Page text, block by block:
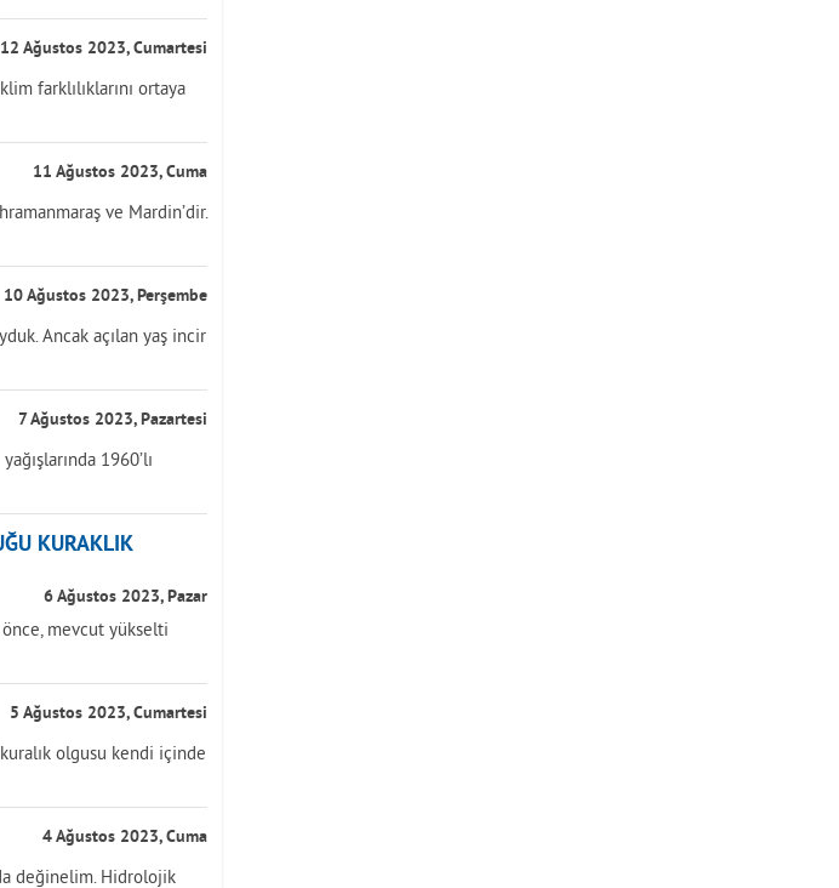
12 Ağustos 2023, Cumartesi
farklılıklarını ortaya
11 Ağustos 2023, Cuma
ve Mardin’dir.
10 Ağustos 2023, Perşembe
Ancak açılan yaş incir
7 Ağustos 2023, Pazartesi
1960’lı
KURAKLIK
6 Ağustos 2023, Pazar
mevcut yükselti
5 Ağustos 2023, Cumartesi
olgusu kendi içinde
4 Ağustos 2023, Cuma
değinelim. Hidrolojik